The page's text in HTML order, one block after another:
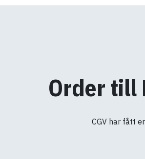
Order till
CGV har fått